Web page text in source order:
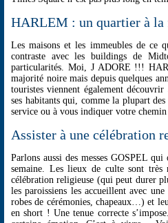
HARLEM : un quartier à
Les maisons et les immeubles de ce
contraste avec les buildings de
particularités. Moi, J ADORE !!!
majorité noire mais depuis quelques
touristes viennent également découvrir
ses habitants qui, comme la plupart
service ou à vous indiquer votre
Assister à une célébration
Parlons aussi des messes GOSPEL
semaine. Les lieux de culte sont
célébration religieuse (qui peut durer
les paroissiens les accueillent avec
robes de cérémonies, chapeaux…) et
en short ! Une tenue correcte